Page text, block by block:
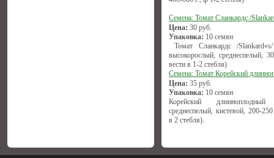
Семена: Томат Сланкардс /
Цена: 30 руб.
Упаковка: 10 семян
Томат Сланкардс /
высокорослый, среднеспелый,
вести в 1-2 стебля)
Семена: Томат Корейский
Цена: 35 руб.
Упаковка: 10 семян
Корейский длинноплодный
среднеспелый, кистевой, 200-250
в 2 стебля).